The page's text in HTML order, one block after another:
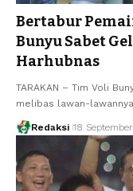
Bertabur
Bunyu Sabet
Harhubnas
TARAKAN – Tim Voli
melibas lawan-
Redaksi 18